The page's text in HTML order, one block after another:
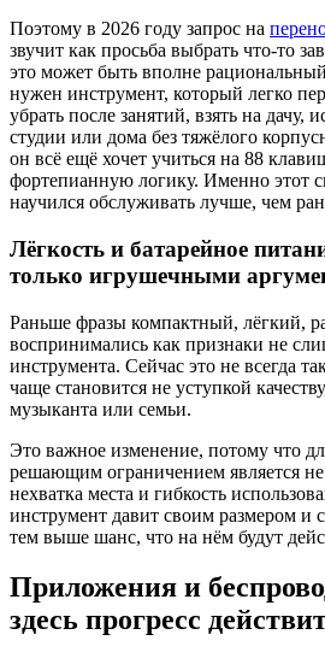
Поэтому в 2026 году запрос на
звучит как просьба выбрать что-то
это может быть вполне
нужен инструмент, который легко
убрать после занятий, взять на дачу,
студии или дома без тяжёлого
он всё ещё хочет учиться на 88
фортепианную логику. Именно этот
научился обслуживать лучше, чем
Лёгкость и батарейное
только игрушечными
Раньше фразы компактный, лёгкий,
воспринимались как признаки не
инструмента. Сейчас это не всегда
чаще становится не уступкой
музыканта или семьи.
Это важное изменение, потому что
решающим ограничением является
нехватка места и гибкость
инструмент давит своим размером и
тем выше шанс, что на нём будут
Приложения и
здесь прогресс